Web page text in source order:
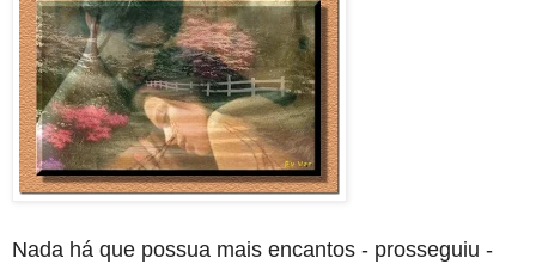
Nada há que possua mais encantos - prosseguiu -